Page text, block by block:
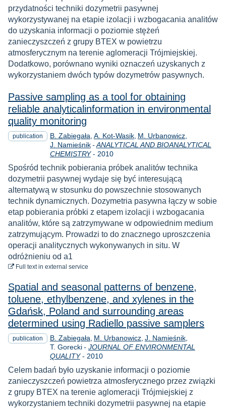
przydatności techniki dozymetrii pasywnej
wykorzystywanej na etapie izolacji i wzbogacania analitów
do uzyskania informacji o poziomie stężeń
zanieczyszczeń z grupy BTEX w powietrzu
atmosferycznym na terenie aglomeracji Trójmiejskiej.
Dodatkowo, porównano wyniki oznaczeń uzyskanych z
wykorzystaniem dwóch typów dozymetrów pasywnych.
Passive sampling as a tool for obtaining
reliable analyticalinformation in environmental
quality monitoring
publication B. Zabiegała A. Kot-Wasik M. Urbanowicz
J. Namieśnik -ANALYTICAL AND BIOANALYTICAL
CHEMISTRY- Year
2010
Spośród technik pobierania próbek analitów technika
dozymetrii pasywnej wydaje się być interesującą
alternatywą w stosunku do powszechnie stosowanych
technik dynamicznych. Dozymetria pasywna łączy w sobie
etap pobierania próbki z etapem izolacji i wzbogacania
analitów, które są zatrzymywane w odpowiednim medium
zatrzymującym. Prowadzi to do znacznego uproszczenia
operacji analitycznych wykonywanych in situ. W
odróżnieniu od a1
Full text to download
in external service
Spatial and seasonal patterns of benzene,
toluene, ethylbenzene, and xylenes in the
Gdańsk, Poland and surrounding areas
determined using Radiello passive samplers
publication B. Zabiegała M. Urbanowicz J. Namieśnik
T. Gorecki - JOURNAL OF ENVIRONMENTAL
QUALITY- Year
2010
Celem badań było uzyskanie informacji o poziomie
zanieczyszczeń powietrza atmosferycznego przez związki
z grupy BTEX na terenie aglomeracji Trójmiejskiej z
wykorzystaniem techniki dozymetrii pasywnej na etapie